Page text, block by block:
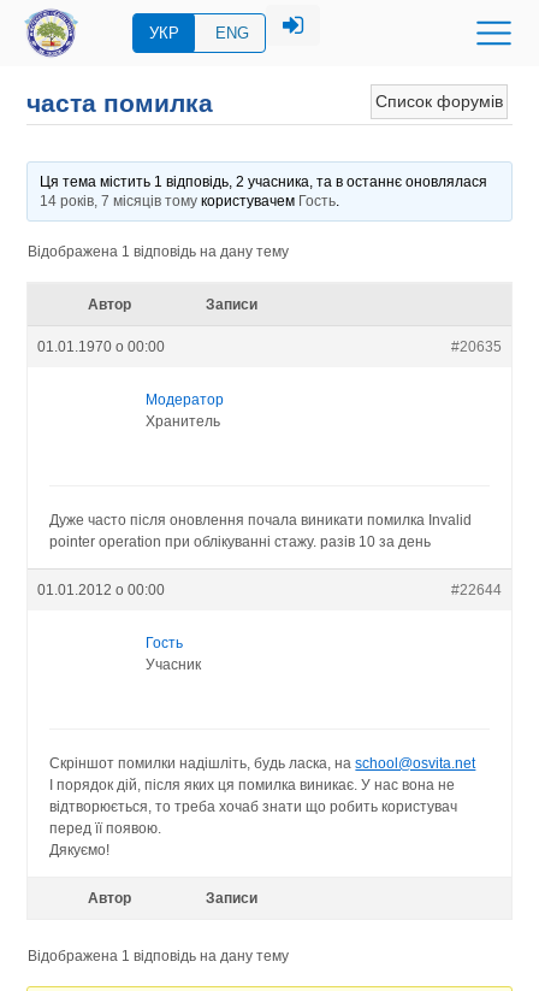
УКР ENG
Список форумів
часта помилка
Ця тема містить 1 відповідь, 2 учасника, та в останнє оновлялася
14 років, 7 місяців томукористувачем Гость.
Відображена 1 відповідь на дану тему
Автор Записи
01.01.1970 о 00:00 #20635
Модератор
Хранитель
Дуже часто після оновлення почала виникати помилка Invalid
pointer operation при облікуванні стажу. разів 10 за день
01.01.2012 о 00:00 #22644
Гость
Учасник
Скріншот помилки надішліть, будь ласка, наschool@osvita.net
І порядок дій, після яких ця помилка виникає. У нас вона не
відтворюється, то треба хочаб знати що робить користувач
перед її появою.
Дякуємо!
Автор Записи
Відображена 1 відповідь на дану тему